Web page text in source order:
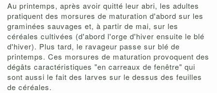
Au printemps, après avoir quitté leur abri, les adultes
pratiquent des morsures de maturation d'abord sur les
graminées sauvages et, à partir de mai, sur les
céréales cultivées (d'abord l'orge d'hiver ensuite le blé
d'hiver). Plus tard, le ravageur passe sur blé de
printemps. Ces morsures de maturation provoquent des
dégâts caractéristiques "en carreaux de fenêtre" qui
sont aussi le fait des larves sur le dessus des feuilles
de céréales.